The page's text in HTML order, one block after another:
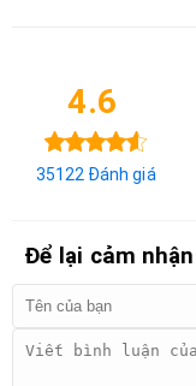
4.6
35122 Đánh giá
Để lại cảm